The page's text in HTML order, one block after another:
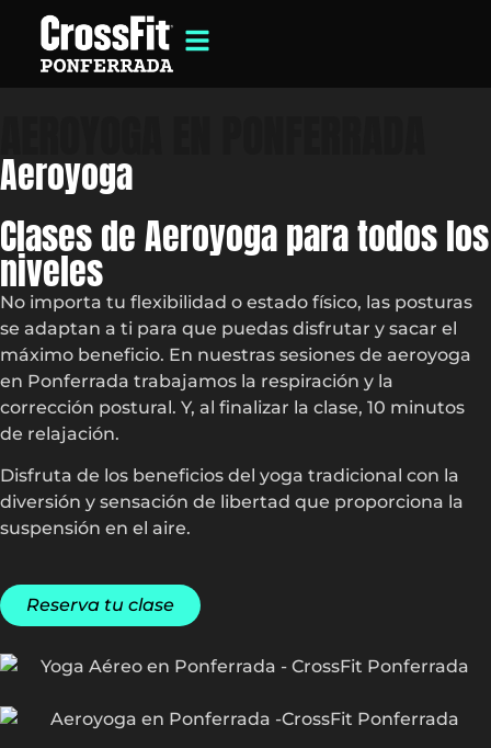
Aeroyoga
Clases de Aeroyoga para todos los
niveles
No importa tu flexibilidad o estado físico, las posturas
se adaptan a ti para que puedas disfrutar y sacar el
máximo beneficio. En nuestras sesiones de aeroyoga
en Ponferrada trabajamos la respiración y la
corrección postural. Y, al finalizar la clase, 10 minutos
de relajación.
Disfruta de los beneficios del yoga tradicional con la
diversión y sensación de libertad que proporciona la
suspensión en el aire.
Reserva tu clase